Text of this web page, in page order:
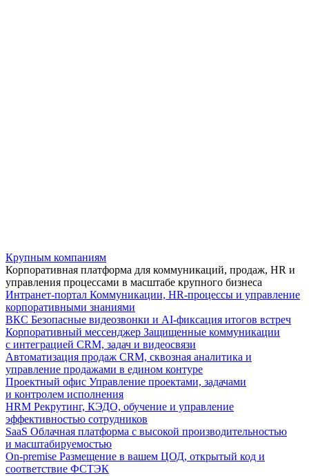
Крупным компаниям
Корпоративная платформа для коммуникаций, продаж, HR и
управления процессами в масштабе крупного бизнеса
Интранет-портал Коммуникации, HR-процессы и управление
корпоративными знаниями
ВКС Безопасные видеозвонки и AI-фиксация итогов встреч
Корпоративный мессенджер Защищенные коммуникации
с интеграцией CRM, задач и видеосвязи
Автоматизация продаж CRM, сквозная аналитика и
управление продажами в едином контуре
Проектный офис Управление проектами, задачами
и контролем исполнения
HRM Рекрутинг, КЭДО, обучение и управление
эффективностью сотрудников
SaaS Облачная платформа с высокой производительностью
и масштабируемостью
On-premise Размещение в вашем ЦОД, открытый код и
соответствие ФСТЭК